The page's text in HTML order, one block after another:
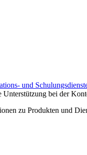
und
bei der
zu Produkten und